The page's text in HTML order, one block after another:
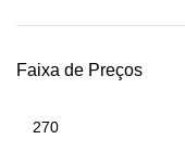
Faixa de Preços